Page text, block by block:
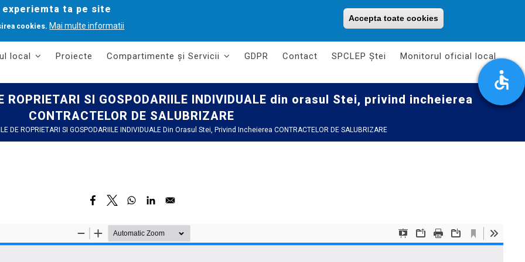
ta pe site
cookies. Mai multe informatii
Accepta toate cookies
Luni - Vineri: 08:00 - 16:00 primariaorasuluistei@gmail.com
local Proiecte Compartimente și Servicii GDPR Contact SPCLEP Ștei Monitorul oficial local
ROPRIETARI SI GOSPODARIILE INDIVIDUALE din orasul Stei, privind incheierea
CONTRACTELOR DE SALUBRIZARE
DE ROPRIETARI SI GOSPODARIILE INDIVIDUALE Din Orasul Stei, Privind Incheierea CONTRACTELOR DE SALUBRIZARE